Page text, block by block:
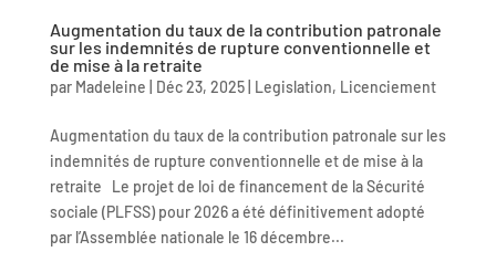
Augmentation du taux de la contribution patronale
sur les indemnités de rupture conventionnelle et
de mise à la retraite
par Madeleine Déc 23, 2025| Legislation, Licenciement
Augmentation du taux de la contribution patronale sur les
indemnités de rupture conventionnelle et de mise à la
retraite Le projet de loi de financement de la Sécurité
sociale (PLFSS) pour 2026 a été définitivement adopté
par l’Assemblée nationale le 16 décembre...